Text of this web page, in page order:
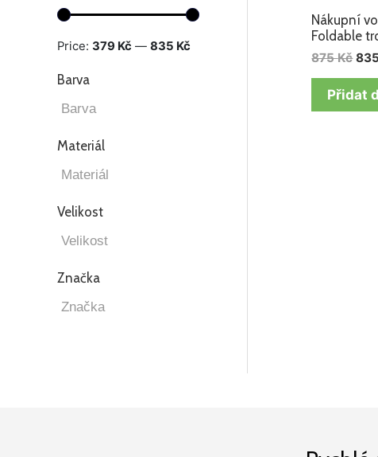
Price: 379 Kč — 835 Kč
Barva
Materiál
Velikost
Značka
Nákupní
Foldable
875Kč 835
Přidat